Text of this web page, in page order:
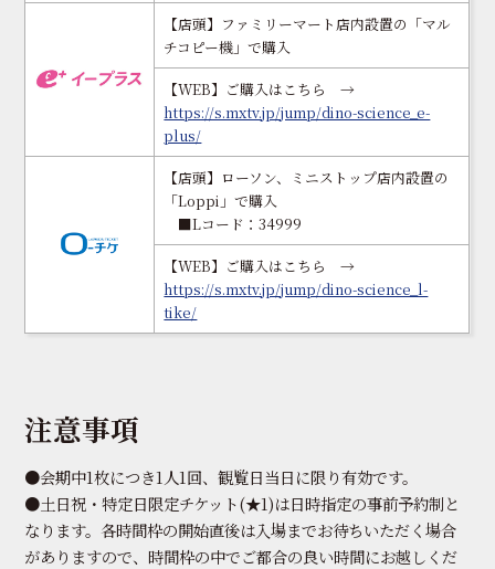
【店頭】ファミリーマート店内設置の「マル
チコピー機」で購入
【WEB】ご購入はこちら →
https://s.mxtv.jp/jump/dino-science_e-
plus/
【店頭】ローソン、ミニストップ店内設置の
「Loppi」で購入
■Lコード：34999
【WEB】ご購入はこちら →
https://s.mxtv.jp/jump/dino-science_l-
tike/
注意事項
●会期中1枚につき1人1回、観覧日当日に限り有効です。
●土日祝・特定日限定チケット(★1)は日時指定の事前予約制と
なります。各時間枠の開始直後は入場までお待ちいただく場合
がありますので、時間枠の中でご都合の良い時間にお越しくだ